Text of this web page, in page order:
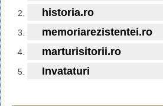
historia.ro
memoriarezistentei.ro
marturisitorii.ro
Invataturi